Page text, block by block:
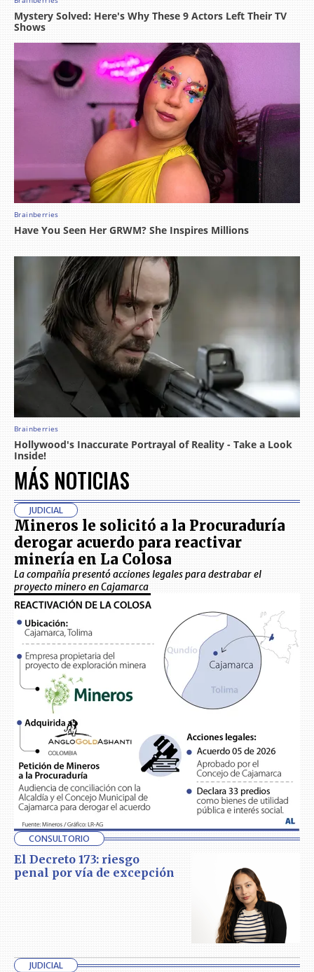
MÁS NOTICIAS
JUDICIAL
Mineros le solicitó a la Procuraduría
derogar acuerdo para reactivar
minería en La Colosa
La compañía presentó acciones legales para destrabar el
proyecto minero en Cajamarca
CONSULTORIO
El Decreto 173: riesgo
penal por vía de excepción
JUDICIAL